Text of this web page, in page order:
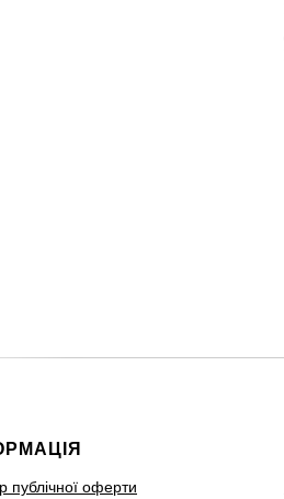
публічної оферти